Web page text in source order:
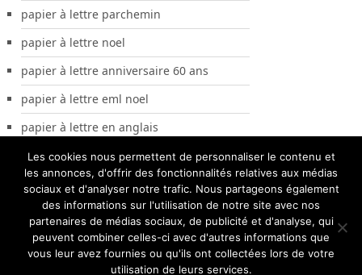
papier à lettre parchemin
papier à lettre noel
papier à lettre anniversaire 60 ans
papier à lettre eml noel
papier à lettre en anglais
Les cookies nous permettent de personnaliser le contenu et
les annonces, d'offrir des fonctionnalités relatives aux médias
sociaux et d'analyser notre trafic. Nous partageons également
des informations sur l'utilisation de notre site avec nos
partenaires de médias sociaux, de publicité et d'analyse, qui
peuvent combiner celles-ci avec d'autres informations que
vous leur avez fournies ou qu'ils ont collectées lors de votre
utilisation de leurs services.